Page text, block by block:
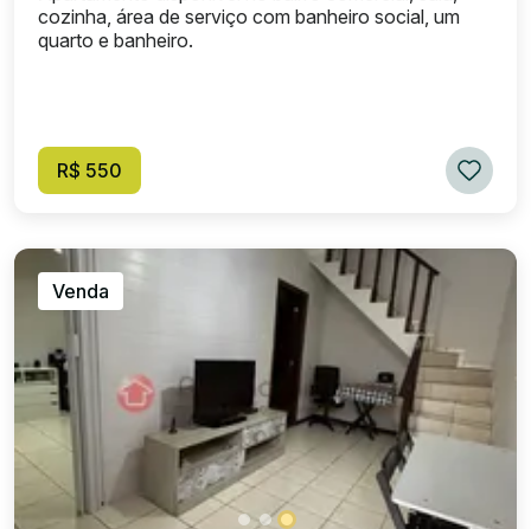
cozinha, área de serviço com banheiro social, um
quarto e banheiro.
R$ 550
Venda